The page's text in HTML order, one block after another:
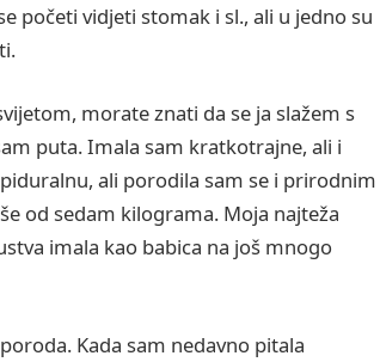
početi vidjeti stomak i sl., ali u jedno su
morate znati da se ja slažem s
puta. Imala sam kratkotrajne, ali i
ali porodila sam se i prirodnim
od sedam kilograma. Moja najteža
imala kao babica na još mnogo
Kada sam nedavno pitala